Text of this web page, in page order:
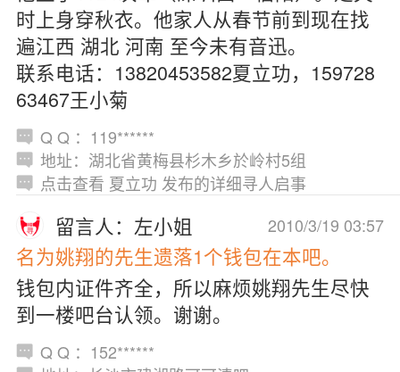
时上身穿秋衣。他家人从春节前到现在找
遍江西 湖北 河南 至今未有音迅。
联系电话：13820453582夏立功，159728
63467王小菊
Q Q ：119******
地址：湖北省黄梅县杉木乡於岭村5组
点击查看 夏立功 发布的详细寻人启事
2010/3/19 03:57
留言人：左小姐
名为姚翔的先生遗落1个钱包在本吧。
钱包内证件齐全，所以麻烦姚翔先生尽快
到一楼吧台认领。谢谢。
Q Q ：152******